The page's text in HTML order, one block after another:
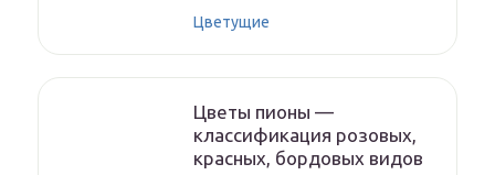
Цветущие
Цветы пионы —
классификация розовых,
красных, бордовых видов